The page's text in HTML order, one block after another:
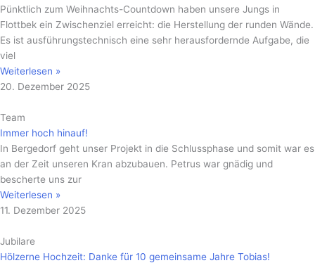
Pünktlich zum Weihnachts-Countdown haben unsere Jungs in
Flottbek ein Zwischenziel erreicht: die Herstellung der runden Wände.
Es ist ausführungstechnisch eine sehr herausfordernde Aufgabe, die
viel
Weiterlesen »
20. Dezember 2025
Team
Immer hoch hinauf!
In Bergedorf geht unser Projekt in die Schlussphase und somit war es
an der Zeit unseren Kran abzubauen. Petrus war gnädig und
bescherte uns zur
Weiterlesen »
11. Dezember 2025
Jubilare
Hölzerne Hochzeit: Danke für 10 gemeinsame Jahre Tobias!